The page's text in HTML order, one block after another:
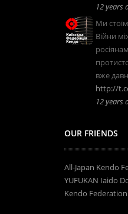
12 years
Ми
Війни
вже
http://
12 years
OUR FRIENDS
All-Japan Kendo
YUFUKAN Iaido
Kendo